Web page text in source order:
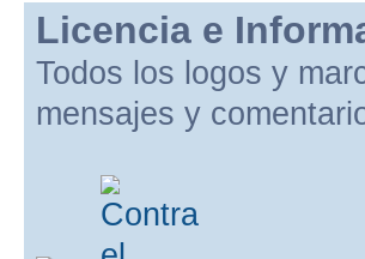
Licencia e
Todos los logos y
mensajes y